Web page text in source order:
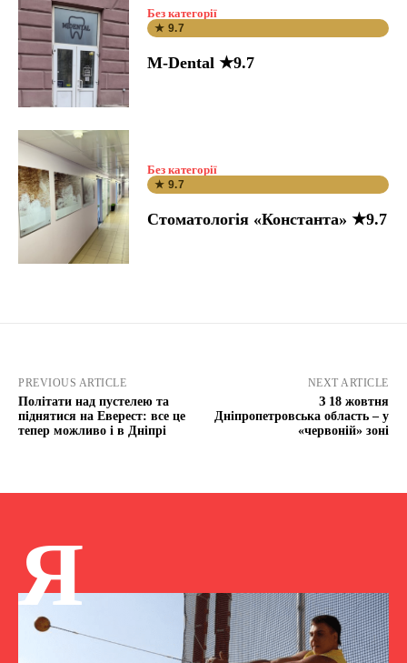
Без категорії
★ 9.7
M-Dental ★9.7
Без категорії
★ 9.7
Стоматологія «Константа» ★9.7
PREVIOUS ARTICLE
Політати над пустелею та
піднятися на Еверест: все це
тепер можливо і в Дніпрі
NEXT ARTICLE
З 18 жовтня
Дніпропетровська область – у
«червоній» зоні
Я